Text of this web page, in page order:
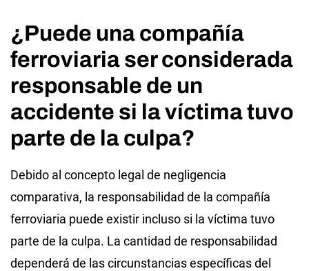
¿Puede una compañía
ferroviaria ser considerada
responsable de un
accidente si la víctima tuvo
parte de la culpa?
Debido al concepto legal de negligencia
comparativa, la responsabilidad de la compañía
ferroviaria puede existir incluso si la víctima tuvo
parte de la culpa. La cantidad de responsabilidad
dependerá de las circunstancias específicas del